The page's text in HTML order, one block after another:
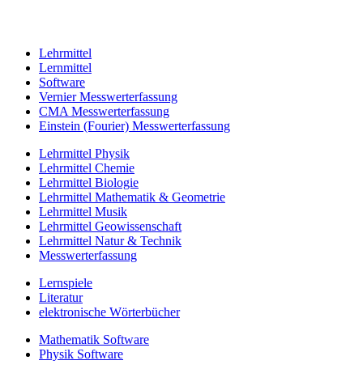
Lehrmittel
Lernmittel
Software
Vernier Messwerterfassung
CMA Messwerterfassung
Einstein (Fourier) Messwerterfassung
Lehrmittel Physik
Lehrmittel Chemie
Lehrmittel Biologie
Lehrmittel Mathematik & Geometrie
Lehrmittel Musik
Lehrmittel Geowissenschaft
Lehrmittel Natur & Technik
Messwerterfassung
Lernspiele
Literatur
elektronische Wörterbücher
Mathematik Software
Physik Software